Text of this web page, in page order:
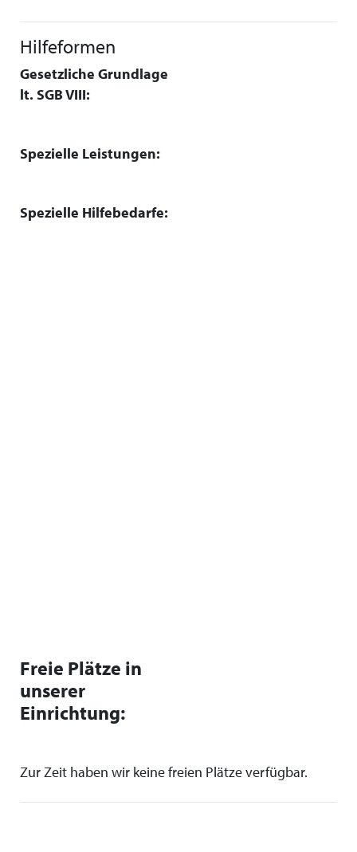
Hilfeformen
Gesetzliche Grundlage
lt. SGB VIII:
Spezielle Leistungen:
Spezielle Hilfebedarfe:
Freie Plätze in
unserer
Einrichtung:
Zur Zeit haben wir keine freien Plätze verfügbar.